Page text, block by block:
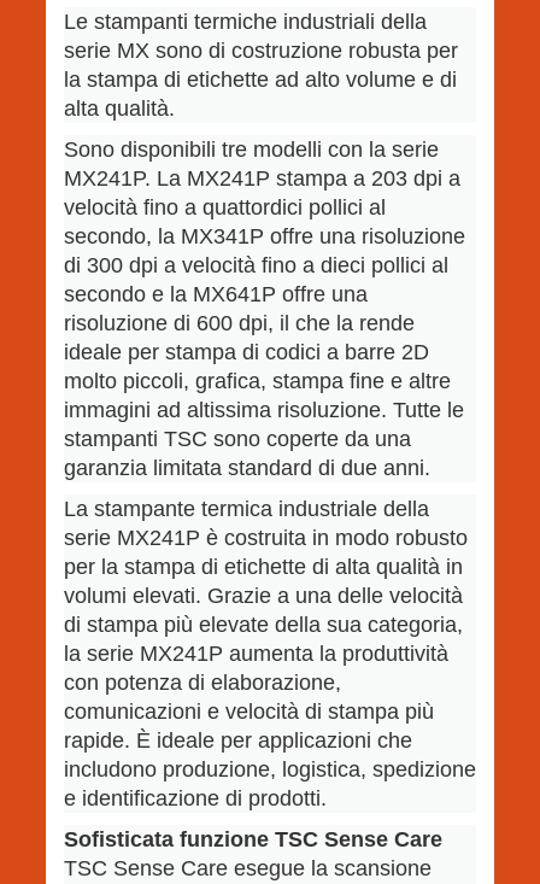
Le stampanti termiche industriali della
serie MX sono di costruzione robusta per
la stampa di etichette ad alto volume e di
alta qualità.
Sono disponibili tre modelli con la serie
MX241P. La MX241P stampa a 203 dpi a
velocità fino a quattordici pollici al
secondo, la MX341P offre una risoluzione
di 300 dpi a velocità fino a dieci pollici al
secondo e la MX641P offre una
risoluzione di 600 dpi, il che la rende
ideale per stampa di codici a barre 2D
molto piccoli, grafica, stampa fine e altre
immagini ad altissima risoluzione. Tutte le
stampanti TSC sono coperte da una
garanzia limitata standard di due anni.
La stampante termica industriale della
serie MX241P è costruita in modo robusto
per la stampa di etichette di alta qualità in
volumi elevati. Grazie a una delle velocità
di stampa più elevate della sua categoria,
la serie MX241P aumenta la produttività
con potenza di elaborazione,
comunicazioni e velocità di stampa più
rapide. È ideale per applicazioni che
includono produzione, logistica, spedizione
e identificazione di prodotti.
Sofisticata funzione TSC Sense Care
TSC Sense Care esegue la scansione